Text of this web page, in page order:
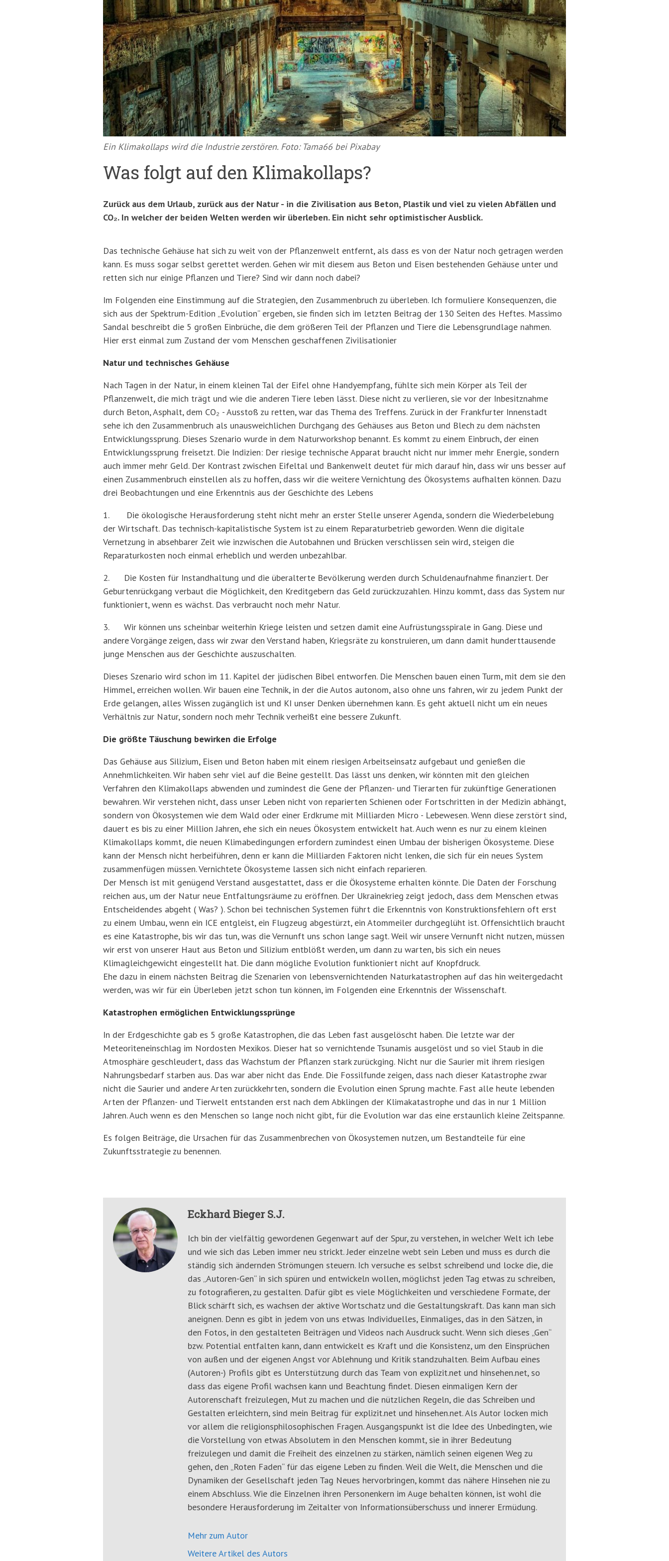
Ein Klimakollaps wird die Industrie zerstören. Foto: Tama66 bei Pixabay
Was folgt auf den Klimakollaps?
Zurück aus dem Urlaub, zurück aus der Natur - in die Zivilisation aus Beton, Plastik und viel zu vielen Abfällen und
CO₂. In welcher der beiden Welten werden wir überleben. Ein nicht sehr optimistischer Ausblick.
Das technische Gehäuse hat sich zu weit von der Pflanzenwelt entfernt, als dass es von der Natur noch getragen werden
kann. Es muss sogar selbst gerettet werden. Gehen wir mit diesem aus Beton und Eisen bestehenden Gehäuse unter und
retten sich nur einige Pflanzen und Tiere? Sind wir dann noch dabei?
Im Folgenden eine Einstimmung auf die Strategien, den Zusammenbruch zu überleben. Ich formuliere Konsequenzen, die
sich aus der Spektrum-Edition „Evolution“ ergeben, sie finden sich im letzten Beitrag der 130 Seiten des Heftes. Massimo
Sandal beschreibt die 5 großen Einbrüche, die dem größeren Teil der Pflanzen und Tiere die Lebensgrundlage nahmen.
Hier erst einmal zum Zustand der vom Menschen geschaffenen Zivilisationier
Natur und technisches Gehäuse
Nach Tagen in der Natur, in einem kleinen Tal der Eifel ohne Handyempfang, fühlte sich mein Körper als Teil der
Pflanzenwelt, die mich trägt und wie die anderen Tiere leben lässt. Diese nicht zu verlieren, sie vor der Inbesitznahme
durch Beton, Asphalt, dem CO₂ - Ausstoß zu retten, war das Thema des Treffens. Zurück in der Frankfurter Innenstadt
sehe ich den Zusammenbruch als unausweichlichen Durchgang des Gehäuses aus Beton und Blech zu dem nächsten
Entwicklungssprung. Dieses Szenario wurde in dem Naturworkshop benannt. Es kommt zu einem Einbruch, der einen
Entwicklungssprung freisetzt. Die Indizien: Der riesige technische Apparat braucht nicht nur immer mehr Energie, sondern
auch immer mehr Geld. Der Kontrast zwischen Eifeltal und Bankenwelt deutet für mich darauf hin, dass wir uns besser auf
einen Zusammenbruch einstellen als zu hoffen, dass wir die weitere Vernichtung des Ökosystems aufhalten können. Dazu
drei Beobachtungen und eine Erkenntnis aus der Geschichte des Lebens
1. Die ökologische Herausforderung steht nicht mehr an erster Stelle unserer Agenda, sondern die Wiederbelebung
der Wirtschaft. Das technisch-kapitalistische System ist zu einem Reparaturbetrieb geworden. Wenn die digitale
Vernetzung in absehbarer Zeit wie inzwischen die Autobahnen und Brücken verschlissen sein wird, steigen die
Reparaturkosten noch einmal erheblich und werden unbezahlbar.
2. Die Kosten für Instandhaltung und die überalterte Bevölkerung werden durch Schuldenaufnahme finanziert. Der
Geburtenrückgang verbaut die Möglichkeit, den Kreditgebern das Geld zurückzuzahlen. Hinzu kommt, dass das System nur
funktioniert, wenn es wächst. Das verbraucht noch mehr Natur.
3. Wir können uns scheinbar weiterhin Kriege leisten und setzen damit eine Aufrüstungsspirale in Gang. Diese und
andere Vorgänge zeigen, dass wir zwar den Verstand haben, Kriegsräte zu konstruieren, um dann damit hunderttausende
junge Menschen aus der Geschichte auszuschalten.
Dieses Szenario wird schon im 11. Kapitel der jüdischen Bibel entworfen. Die Menschen bauen einen Turm, mit dem sie den
Himmel, erreichen wollen. Wir bauen eine Technik, in der die Autos autonom, also ohne uns fahren, wir zu jedem Punkt der
Erde gelangen, alles Wissen zugänglich ist und KI unser Denken übernehmen kann. Es geht aktuell nicht um ein neues
Verhältnis zur Natur, sondern noch mehr Technik verheißt eine bessere Zukunft.
Die größte Täuschung bewirken die Erfolge
Das Gehäuse aus Silizium, Eisen und Beton haben mit einem riesigen Arbeitseinsatz aufgebaut und genießen die
Annehmlichkeiten. Wir haben sehr viel auf die Beine gestellt. Das lässt uns denken, wir könnten mit den gleichen
Verfahren den Klimakollaps abwenden und zumindest die Gene der Pflanzen- und Tierarten für zukünftige Generationen
bewahren. Wir verstehen nicht, dass unser Leben nicht von reparierten Schienen oder Fortschritten in der Medizin abhängt,
sondern von Ökosystemen wie dem Wald oder einer Erdkrume mit Milliarden Micro - Lebewesen. Wenn diese zerstört sind,
dauert es bis zu einer Million Jahren, ehe sich ein neues Ökosystem entwickelt hat. Auch wenn es nur zu einem kleinen
Klimakollaps kommt, die neuen Klimabedingungen erfordern zumindest einen Umbau der bisherigen Ökosysteme. Diese
kann der Mensch nicht herbeiführen, denn er kann die Milliarden Faktoren nicht lenken, die sich für ein neues System
zusammenfügen müssen. Vernichtete Ökosysteme lassen sich nicht einfach reparieren.
Der Mensch ist mit genügend Verstand ausgestattet, dass er die Ökosysteme erhalten könnte. Die Daten der Forschung
reichen aus, um der Natur neue Entfaltungsräume zu eröffnen. Der Ukrainekrieg zeigt jedoch, dass dem Menschen etwas
Entscheidendes abgeht ( Was? ). Schon bei technischen Systemen führt die Erkenntnis von Konstruktionsfehlern oft erst
zu einem Umbau, wenn ein ICE entgleist, ein Flugzeug abgestürzt, ein Atommeiler durchgeglüht ist. Offensichtlich braucht
es eine Katastrophe, bis wir das tun, was die Vernunft uns schon lange sagt. Weil wir unsere Vernunft nicht nutzen, müssen
wir erst von unserer Haut aus Beton und Silizium entblößt werden, um dann zu warten, bis sich ein neues
Klimagleichgewicht eingestellt hat. Die dann mögliche Evolution funktioniert nicht auf Knopfdruck.
Ehe dazu in einem nächsten Beitrag die Szenarien von lebensvernichtenden Naturkatastrophen auf das hin weitergedacht
werden, was wir für ein Überleben jetzt schon tun können, im Folgenden eine Erkenntnis der Wissenschaft.
Katastrophen ermöglichen Entwicklungssprünge
In der Erdgeschichte gab es 5 große Katastrophen, die das Leben fast ausgelöscht haben. Die letzte war der
Meteoriteneinschlag im Nordosten Mexikos. Dieser hat so vernichtende Tsunamis ausgelöst und so viel Staub in die
Atmosphäre geschleudert, dass das Wachstum der Pflanzen stark zurückging. Nicht nur die Saurier mit ihrem riesigen
Nahrungsbedarf starben aus. Das war aber nicht das Ende. Die Fossilfunde zeigen, dass nach dieser Katastrophe zwar
nicht die Saurier und andere Arten zurückkehrten, sondern die Evolution einen Sprung machte. Fast alle heute lebenden
Arten der Pflanzen- und Tierwelt entstanden erst nach dem Abklingen der Klimakatastrophe und das in nur 1 Million
Jahren. Auch wenn es den Menschen so lange noch nicht gibt, für die Evolution war das eine erstaunlich kleine Zeitspanne.
Es folgen Beiträge, die Ursachen für das Zusammenbrechen von Ökosystemen nutzen, um Bestandteile für eine
Zukunftsstrategie zu benennen.
Eckhard Bieger S.J.
Ich bin der vielfältig gewordenen Gegenwart auf der Spur, zu verstehen, in welcher Welt ich lebe
und wie sich das Leben immer neu strickt. Jeder einzelne webt sein Leben und muss es durch die
ständig sich ändernden Strömungen steuern. Ich versuche es selbst schreibend und locke die, die
das „Autoren-Gen“ in sich spüren und entwickeln wollen, möglichst jeden Tag etwas zu schreiben,
zu fotografieren, zu gestalten. Dafür gibt es viele Möglichkeiten und verschiedene Formate, der
Blick schärft sich, es wachsen der aktive Wortschatz und die Gestaltungskraft. Das kann man sich
aneignen. Denn es gibt in jedem von uns etwas Individuelles, Einmaliges, das in den Sätzen, in
den Fotos, in den gestalteten Beiträgen und Videos nach Ausdruck sucht. Wenn sich dieses „Gen“
bzw. Potential entfalten kann, dann entwickelt es Kraft und die Konsistenz, um den Einsprüchen
von außen und der eigenen Angst vor Ablehnung und Kritik standzuhalten. Beim Aufbau eines
(Autoren-) Profils gibt es Unterstützung durch das Team von explizit.net und hinsehen.net, so
dass das eigene Profil wachsen kann und Beachtung findet. Diesen einmaligen Kern der
Autorenschaft freizulegen, Mut zu machen und die nützlichen Regeln, die das Schreiben und
Gestalten erleichtern, sind mein Beitrag für explizit.net und hinsehen.net. Als Autor locken mich
vor allem die religionsphilosophischen Fragen. Ausgangspunkt ist die Idee des Unbedingten, wie
die Vorstellung von etwas Absolutem in den Menschen kommt, sie in ihrer Bedeutung
freizulegen und damit die Freiheit des einzelnen zu stärken, nämlich seinen eigenen Weg zu
gehen, den „Roten Faden“ für das eigene Leben zu finden. Weil die Welt, die Menschen und die
Dynamiken der Gesellschaft jeden Tag Neues hervorbringen, kommt das nähere Hinsehen nie zu
einem Abschluss. Wie die Einzelnen ihren Personenkern im Auge behalten können, ist wohl die
besondere Herausforderung im Zeitalter von Informationsüberschuss und innerer Ermüdung.
Mehr zum Autor
Weitere Artikel des Autors